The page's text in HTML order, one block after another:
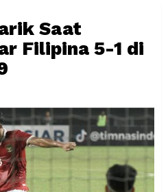
Saat
Filipina 5-1 di